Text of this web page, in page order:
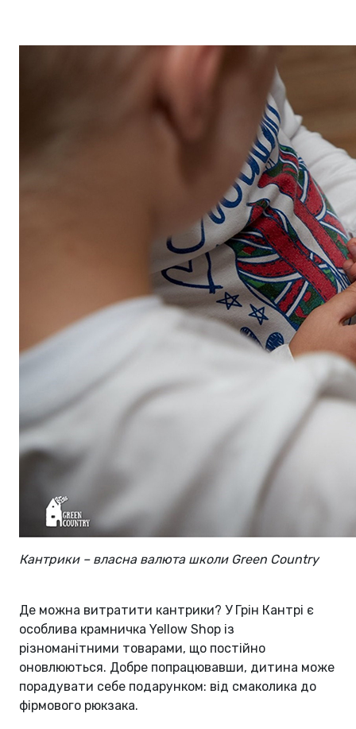
Кантрики – власна валюта школи Green Country
Де можна витратити кантрики? У Грін Кантрі є
особлива крамничка Yellow Shop із
різноманітними товарами, що постійно
оновлюються. Добре попрацювавши, дитина може
порадувати себе подарунком: від смаколика до
фірмового рюкзака.